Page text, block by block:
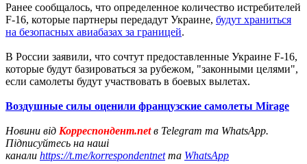
Ранее сообщалось, что определенное количество истребителей
F-16, которые партнеры передадут Украине, будут храниться
на безопасных авиабазах за границей.
В России заявили, что сочтут предоставленные Украине F-16,
которые будут базироваться за рубежом, "законными целями",
если самолеты будут участвовать в боевых вылетах.
Воздушные силы оценили французские самолеты Mirage
Новини від Корреспондент.netв Telegram та WhatsApp.
Підписуйтесь на наші
канали https://t.me/korrespondentnetта WhatsApp